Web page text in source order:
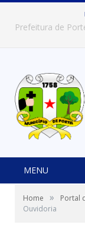
MENU
Home » Portal
Ouvidoria